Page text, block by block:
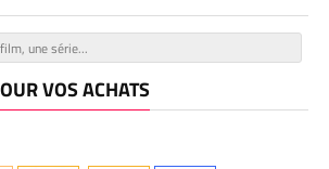
VOS ACHATS